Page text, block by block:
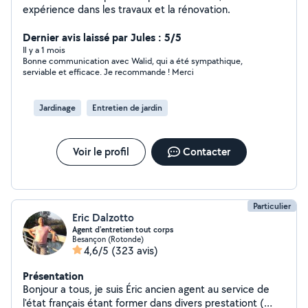
expérience dans les travaux et la rénovation.
Dernier avis laissé par Jules : 5/5
Il y a 1 mois
Bonne communication avec Walid, qui a été sympathique,
serviable et efficace. Je recommande ! Merci
Jardinage Entretien de jardin
Voir le profil Contacter
Particulier
Eric Dalzotto
Agent d'entretien tout corps
Besançon (Rotonde)
4,6/5 (323 avis)
Présentation
Bonjour a tous, je suis Éric ancien agent au service de
l'état français étant former dans divers prestationt (